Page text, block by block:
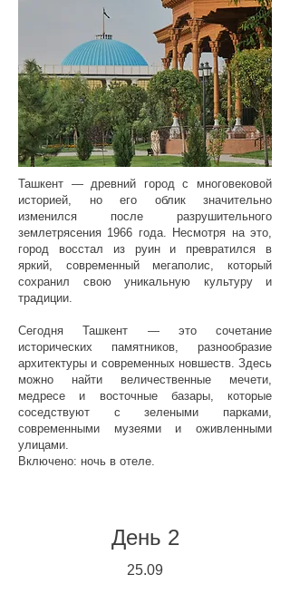
Ташкент — древний город с многовековой
историей, но его облик значительно
изменился после разрушительного
землетрясения 1966 года. Несмотря на это,
город восстал из руин и превратился в
яркий, современный мегаполис, который
сохранил свою уникальную культуру и
традиции.
Сегодня Ташкент — это сочетание
исторических памятников, разнообразие
архитектуры и современных новшеств. Здесь
можно найти величественные мечети,
медресе и восточные базары, которые
соседствуют с зелеными парками,
современными музеями и оживленными
улицами.
Включено: ночь в отеле.
День 2
25.09